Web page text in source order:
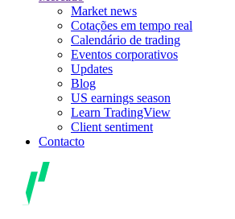
Market news
Cotações em tempo real
Calendário de trading
Eventos corporativos
Updates
Blog
US earnings season
Learn TradingView
Client sentiment
Contacto